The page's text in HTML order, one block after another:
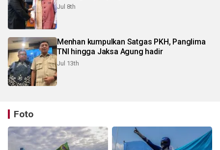
Jul 8th
Menhan kumpulkan Satgas PKH, Panglima
TNI hingga Jaksa Agung hadir
Jul 13th
Foto